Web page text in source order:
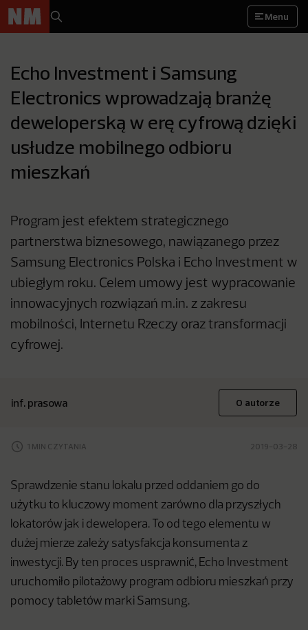
Menu
Echo Investment i Samsung
Electronics wprowadzają branżę
deweloperską w erę cyfrową dzięki
usłudze mobilnego odbioru
mieszkań
Program jest efektem strategicznego
partnerstwa biznesowego, nawiązanego przez
Samsung Electronics Polska i Echo Investment w
ubiegłym roku. Celem umowy jest wypracowanie
innowacyjnych rozwiązań m.in. z zakresu
mobilności, Internetu Rzeczy oraz transformacji
cyfrowej.
inf. prasowa O autorze
1 MIN CZYTANIA 2019-03-28
Sprawdzenie stanu lokalu przed oddaniem go do
użytku to kluczowy moment zarówno dla przyszłych
lokatorów jak i dewelopera. To od tego elementu w
dużej mierze zależy satysfakcja konsumenta z
inwestycji. By ten proces usprawnić, Echo Investment
uruchomiło pilotażowy program odbioru mieszkań przy
pomocy tabletów marki Samsung.